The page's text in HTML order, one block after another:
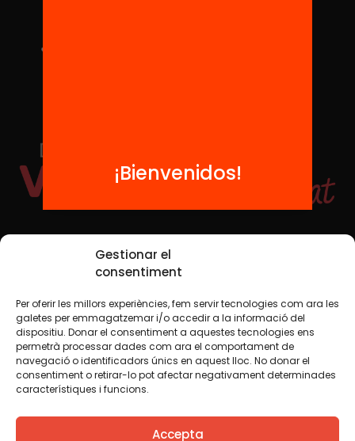
Gestionar el
consentiment
Per oferir les millors experiències, fem servir tecnologies com ara les
galetes per emmagatzemar i/o accedir a la informació del
dispositiu. Donar el consentiment a aquestes tecnologies ens
permetrà processar dades com ara el comportament de
navegació o identificadors únics en aquest lloc. No donar el
consentiment o retirar-lo pot afectar negativament determinades
característiques i funcions.
Accepta
Redes sociales
TWT YTB IG FB IN
Aviso legalPolítica de cookies
Creemos que el conocimiento debe compartirse. Por eso
utilizamos una licencia Creative Commons, salvo que en
¡Bienvenidos!